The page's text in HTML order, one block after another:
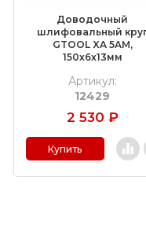
Доводочный
шлифовальный
GTOOL XA 5AM,
150х6х13мм
Артикул:
12429
2 530 ₽
Купить